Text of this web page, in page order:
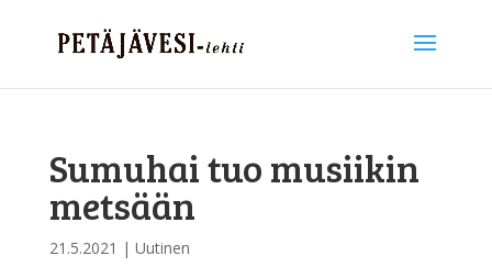
Sumuhai tuo musiikin
metsään
21.5.2021 | Uutinen